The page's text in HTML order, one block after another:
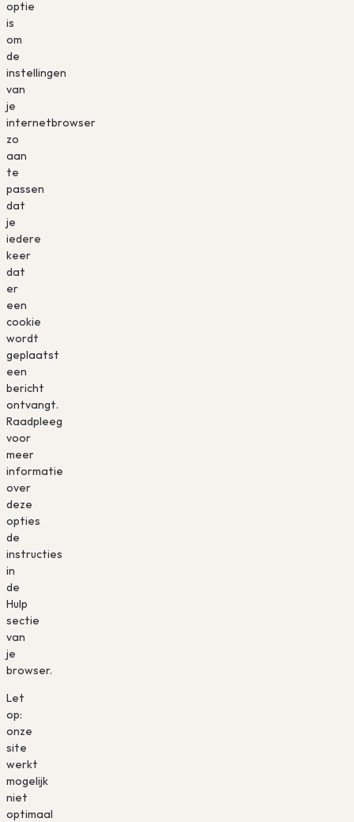
optie
is
om
de
instellingen
van
je
internetbrowser
zo
aan
te
passen
dat
je
iedere
keer
dat
er
een
cookie
wordt
geplaatst
een
bericht
ontvangt.
Raadpleeg
voor
meer
informatie
over
deze
opties
de
instructies
in
de
Hulp
sectie
van
je
browser.
Let
op:
onze
site
werkt
mogelijk
niet
optimaal